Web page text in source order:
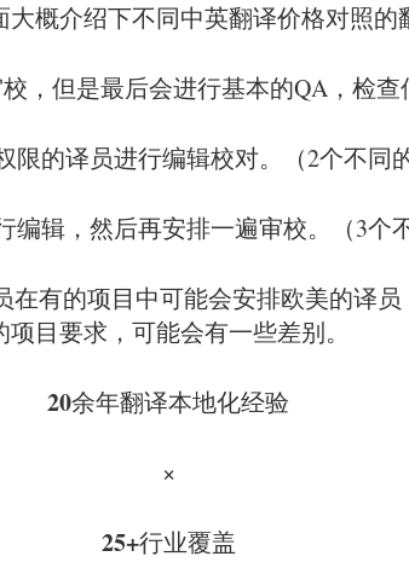
概介绍下不同中英翻译价格对照的
，但是最后会进行基本的QA，检查
的译员进行编辑校对。（2个不同
辑，然后再安排一遍审校。（3个
有的项目中可能会安排欧美的译
目要求，可能会有一些差别。
20余年翻译本地化经验
×
25+行业覆盖